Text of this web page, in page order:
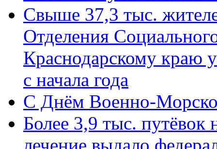
Свыше 37,3 тыс.
Отделения
Краснодарскому краю
с начала года
C Днём Военно-
Более 3,9 тыс. путёвок
лечение выдало